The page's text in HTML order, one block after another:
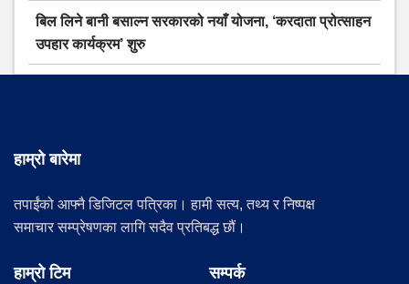
बिल लिने बानी बसाल्न सरकारको नयाँ योजना, ‘करदाता प्रोत्साहन
उपहार कार्यक्रम’ शुरु
हाम्रो बारेमा
तपाईंको आफ्नै डिजिटल पत्रिका। हामी सत्य, तथ्य र निष्पक्ष
समाचार सम्प्रेषणका लागि सदैव प्रतिबद्ध छौं।
हाम्रो टिम सम्पर्क